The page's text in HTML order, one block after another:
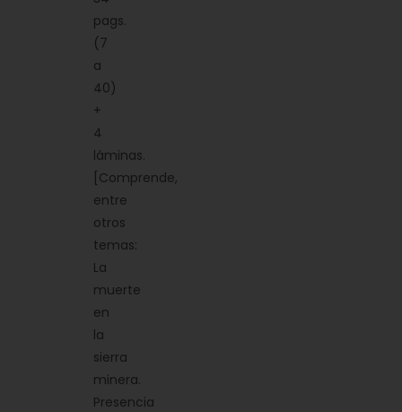
pags.
(7
a
40)
+
4
láminas.
[Comprende,
entre
otros
temas:
La
muerte
en
la
sierra
minera.
Presencia